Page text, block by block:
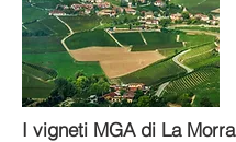
More
I vigneti MGA di La Morra